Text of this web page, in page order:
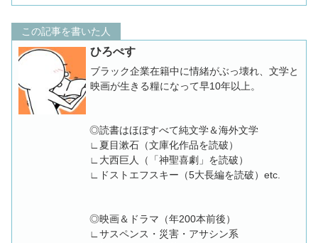
この記事を書いた人
ひろぺす
ブラック企業在籍中に情緒がぶっ壊れ、文学と
映画が生きる糧になって早10年以上。
◎読書はほぼすべて純文学＆海外文学
∟夏目漱石（文庫化作品を読破）
∟大西巨人（「神聖喜劇」を読破）
∟ドストエフスキー（5大長編を読破）etc.
◎映画＆ドラマ（年200本前後）
∟サスペンス・災害・アサシン系